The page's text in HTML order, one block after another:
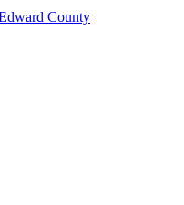
County